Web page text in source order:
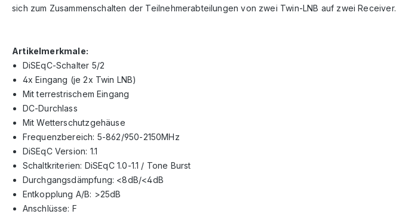
sich zum Zusammenschalten der Teilnehmerabteilungen von zwei Twin-LNB auf zwei Receiver.
Artikelmerkmale:
DiSEqC-Schalter 5/2
4x Eingang (je 2x Twin LNB)
Mit terrestrischem Eingang
DC-Durchlass
Mit Wetterschutzgehäuse
Frequenzbereich: 5-862/950-2150MHz
DiSEqC Version: 1.1
Schaltkriterien: DiSEqC 1.0-1.1 / Tone Burst
Durchgangsdämpfung: <8dB/<4dB
Entkopplung A/B: >25dB
Anschlüsse: F